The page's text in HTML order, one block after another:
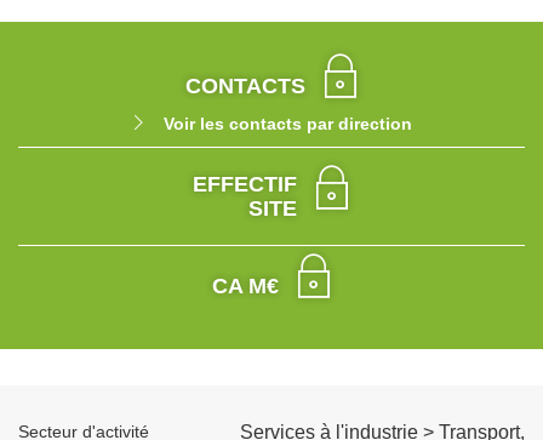
CONTACTS
Voir les contacts par direction
EFFECTIF
SITE
CA M€
Secteur d'activité
Services à l'industrie > Transport,